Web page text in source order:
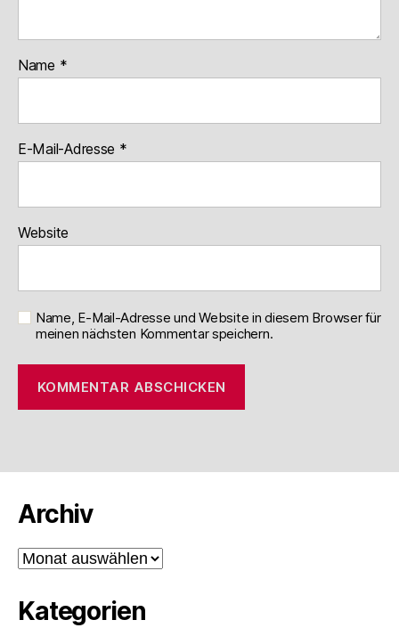
Name *
E-Mail-Adresse *
Website
Name, E-Mail-Adresse und Website in diesem Browser für
meinen nächsten Kommentar speichern.
Archiv
Archiv
Kategorien